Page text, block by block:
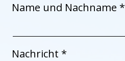
Name und Nachname *
Nachricht *